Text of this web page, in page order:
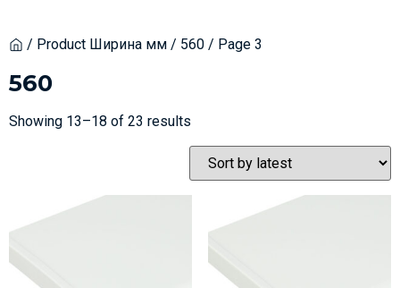
Home
/ Product Ширина мм / 560 / Page 3
560
Showing 13–18 of 23 results